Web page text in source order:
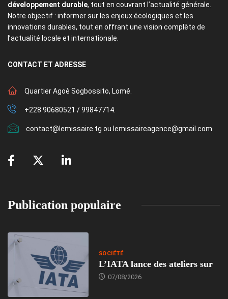
développement durable, tout en couvrant l’actualité générale.
Notre objectif : informer sur les enjeux écologiques et les
innovations durables, tout en offrant une vision complète de
l’actualité locale et internationale.
CONTACT ET ADRESSE
Quartier Agoè Sogbossito, Lomé.
+228 90680521 / 99847714.
contact@lemissaire.tg ou lemissaireagence@gmail.com
Publication populaire
SOCIÉTÉ
L’IATA lance des ateliers sur
07/08/2026